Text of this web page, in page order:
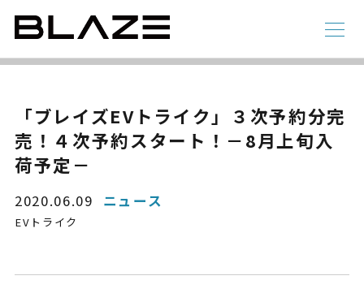
電動アシスト自転車
NEWS
「ブレイズEVトライク」３次予約分完
売！４次予約スタート！－8月上旬入
荷予定－
2020.06.09 ニュース
EVトライク